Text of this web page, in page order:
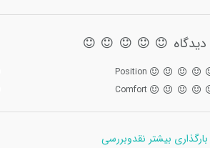
Position
Comfort
بارگذاری بیشتر نقدوبررسی